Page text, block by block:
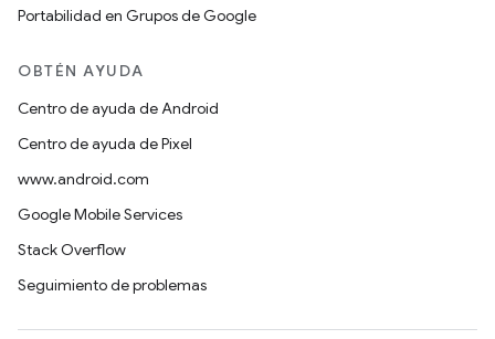
Portabilidad en Grupos de Google
OBTÉN AYUDA
Centro de ayuda de Android
Centro de ayuda de Pixel
www.android.com
Google Mobile Services
Stack Overflow
Seguimiento de problemas